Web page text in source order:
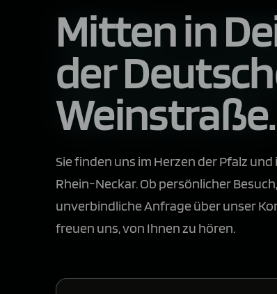
Mitten in
der
Weinstraße.
Sie finden uns im Herzen der Pfalz
Rhein-Neckar. Ob persönlicher
unverbindliche Anfrage über unser
freuen uns, von Ihnen zu hören.